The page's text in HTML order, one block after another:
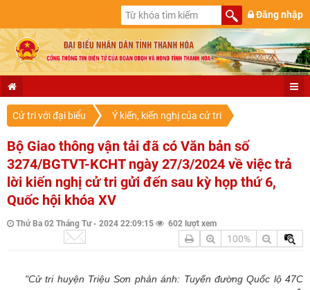
Đăng nhập
Cử tri với đại biểu Ý kiến, kiến nghị của cử tri
Bộ Giao thông vận tải đã có Văn bản số
3274/BGTVT-KCHT ngày 27/3/2024 về việc trả
lời kiến nghị cử tri gửi đến sau kỳ họp thứ 6,
Quốc hội khóa XV
Thứ Ba 02 Tháng Tư - 2024 22:09:15 602 lượt xem
100%
"Cử tri huyện Triệu Sơn phảnánh: Tuyến đường Quốc lộ 47C